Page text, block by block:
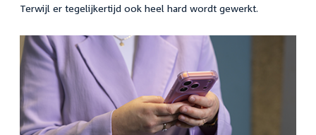
Terwijl er tegelijkertijd ook heel hard wordt gewerkt.